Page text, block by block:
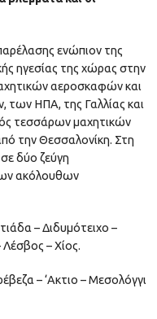
ενώπιον της
ηγεσίας της χώρας στην
αεροσκαφών και
ΗΠΑ, της Γαλλίας και
τεσσάρων μαχητικών
την Θεσσαλονίκη. Στη
δύο ζεύγη
ακόλουθων
– Διδυμότειχο –
– Χίος.
– ‘Ακτιο – Μεσολόγγι